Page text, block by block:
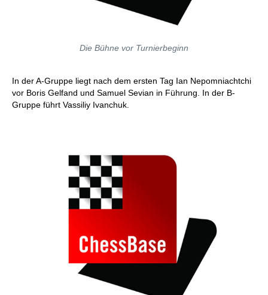
Die Bühne vor Turnierbeginn
In der A-Gruppe liegt nach dem ersten Tag Ian Nepomniachtchi
vor Boris Gelfand und Samuel Sevian in Führung. In der B-
Gruppe führt Vassiliy Ivanchuk.